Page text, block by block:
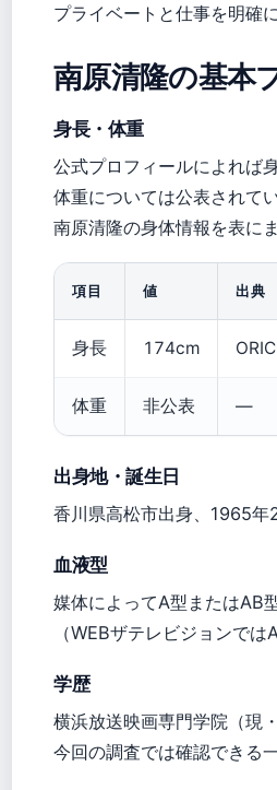
プライベートと仕事を明確
南原清隆の基本
身長・体重
公式プロフィールによれば
体重については公表されてい
南原清隆の身体情報を表にま
項目 値 出典
身長 174cm
体重 非公表 —
出身地・誕生日
香川県高松市出身、1965年
血液型
媒体によってA型またはAB
（WEBザテレビジョンでは
学歴
横浜放送映画専門学院（現
今回の調査では確認できる